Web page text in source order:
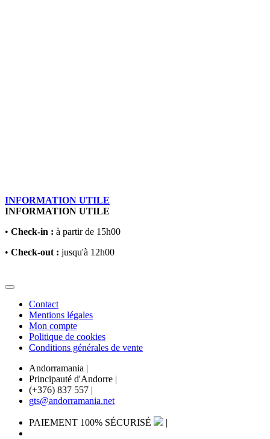
INFORMATION UTILE
INFORMATION UTILE
• Check-in : à partir de 15h00
• Check-out : jusqu'à 12h00
Contact
Mentions légales
Mon compte
Politique de cookies
Conditions générales de vente
Andorramania |
Principauté d'Andorre |
(+376) 837 557 |
gts@andorramania.net
PAIEMENT 100% SÉCURISÉ |